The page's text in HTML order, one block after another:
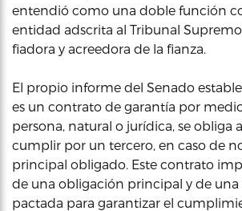
entendió como una doble función
entidad adscrita al Tribunal
fiadora y acreedora de la fianza.
El propio informe del Senado
es un contrato de garantía por
persona, natural o jurídica, se obliga
cumplir por un tercero, en caso de
principal obligado. Este contrato
de una obligación principal y de una
pactada para garantizar el